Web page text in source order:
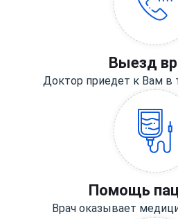
Выезд
Доктор приедет к Вам в
Помощь
Врач оказывает